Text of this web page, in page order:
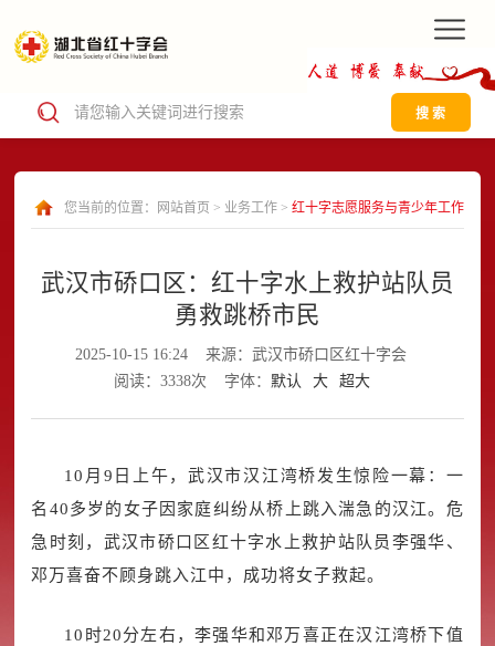
搜 索
您当前的位置： 网站首页 > 业务工作> 红十字志愿服务与青少年工作
武汉市硚口区：红十字水上救护站队员
勇救跳桥市民
2025-10-15 16:24
来源：武汉市硚口区红十字会
阅读：3338次
字体： 默认 大 超大
10月9日上午，武汉市汉江湾桥发生惊险一幕：一
名40多岁的女子因家庭纠纷从桥上跳入湍急的汉江。危
急时刻，武汉市硚口区红十字水上救护站队员李强华、
邓万喜奋不顾身跳入江中，成功将女子救起。
10时20分左右，李强华和邓万喜正在汉江湾桥下值